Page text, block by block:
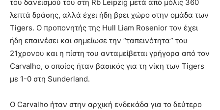
του δανεισμού του στη Rb Leipzig μετά από μόλις 360
λεπτά δράσης, αλλά έχει ήδη βρει χώρο στην ομάδα των
Tigers. Ο προπονητής της Hull Liam Rosenior τον έχει
ήδη επαινέσει και σημείωσε την “ταπεινότητα” του
21χρονου και η πίστη του ανταμείβεται γρήγορα από τον
Carvalho, ο οποίος ήταν βασικός για τη νίκη των Tigers
με 1-0 στη Sunderland.
Ο Carvalho ήταν στην αρχική ενδεκάδα για το δεύτερο